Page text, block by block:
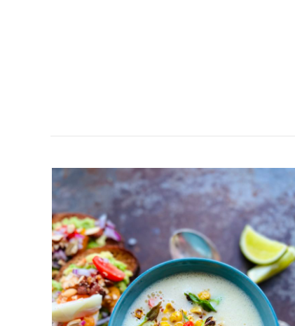
KRÄMIG
MAJSSOPPA
MED
SMASHAD
AVOKADOTOAST